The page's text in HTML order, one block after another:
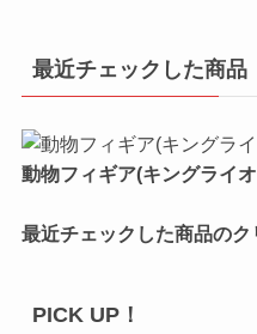
最近チェックした商品
動物フィギア(キングライ
最近チェックした商品のク
PICK UP！